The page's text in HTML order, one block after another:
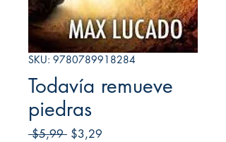
SKU: 9780789918284
Todavía remueve
piedras
$5,99 Precio
$3,29